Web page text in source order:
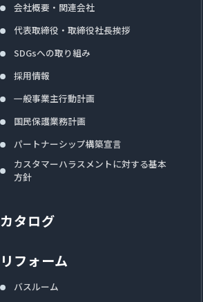
会社概要・関連会社
代表取締役・取締役社長挨拶
SDGsへの取り組み
採用情報
一般事業主行動計画
国民保護業務計画
パートナーシップ構築宣言
カスタマーハラスメントに対する基本
方針
カタログ
リフォーム
バスルーム